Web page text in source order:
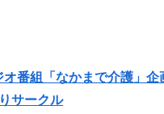
番組「なかまで介護」企
サークル